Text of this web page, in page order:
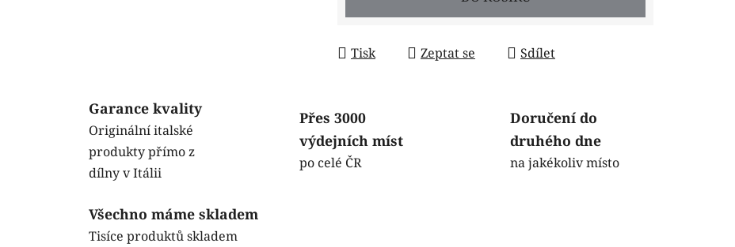
Tisk Zeptat se Sdílet
Garance kvality
Originální italské
produkty přímo z
dílny v Itálii
Přes 3000
výdejních míst
po celé ČR
Doručení do
druhého dne
na jakékoliv místo
Všechno máme skladem
Tisíce produktů skladem